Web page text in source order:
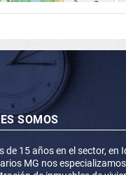
SOMOS
de 15 años en el sector, en
MG nos